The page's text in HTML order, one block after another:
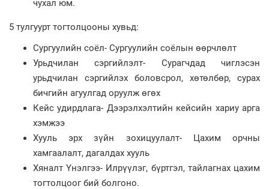
чухал юм.
5 тулгуурт тогтолцооны хувьд:
Сургуулийн соёл- Сургуулийн соёлын өөрчлөлт
Урьдчилан сэргийлэлт- Сурагчдад чиглэсэн
урьдчилан сэргийлэх боловсрол, хөтөлбөр, сурах
бичгийн агуулгад оруулж өгөх
Кейс удирдлага- Дээрэлхэлтийн кейсийн хариу арга
хэмжээ
Хууль эрх зүйн зохицуулалт- Цахим орчны
хамгаалалт, дагалдах хууль
Хяналт Үнэлгээ- Илрүүлэг, бүртгэл, тайлагнах цахим
тогтолцоог бий болгоно.